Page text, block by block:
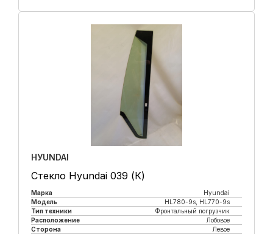
HУUNDAI
Стекло Hyundai 039 (К)
Марка
Hyundai
Модель
HL780-9s, HL770-9s
Тип техники
Фронтальный погрузчик
Расположение
Лобовое
Сторона
Левое